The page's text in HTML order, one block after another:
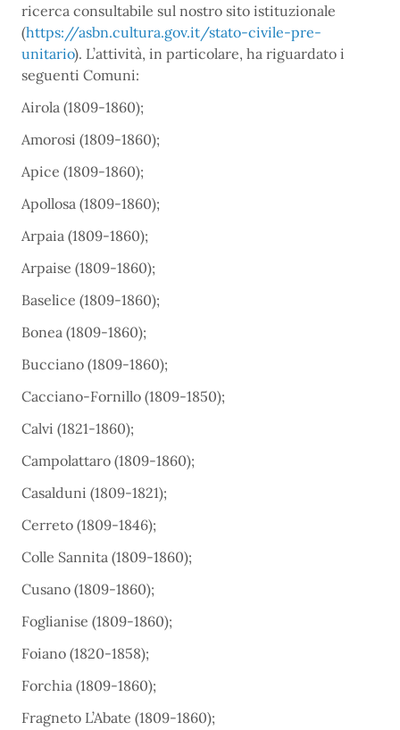
ricerca consultabile sul nostro sito istituzionale
(https://asbn.cultura.gov.it/stato-civile-pre-
unitario). L’attività, in particolare, ha riguardato i
seguenti Comuni:
Airola (1809-1860);
Amorosi (1809-1860);
Apice (1809-1860);
Apollosa (1809-1860);
Arpaia (1809-1860);
Arpaise (1809-1860);
Baselice (1809-1860);
Bonea (1809-1860);
Bucciano (1809-1860);
Cacciano-Fornillo (1809-1850);
Calvi (1821-1860);
Campolattaro (1809-1860);
Casalduni (1809-1821);
Cerreto (1809-1846);
Colle Sannita (1809-1860);
Cusano (1809-1860);
Foglianise (1809-1860);
Foiano (1820-1858);
Forchia (1809-1860);
Fragneto L’Abate (1809-1860);